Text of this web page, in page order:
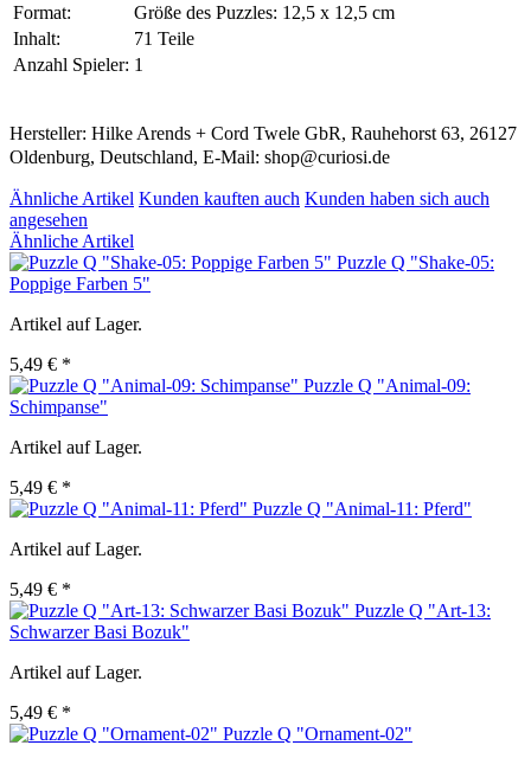
Format:
Größe des Puzzles: 12,5 x 12,5 cm
Inhalt:
71 Teile
Anzahl Spieler: 1
Hersteller: Hilke Arends + Cord Twele GbR, Rauhehorst 63, 26127
Oldenburg, Deutschland, E-Mail: shop@curiosi.de
Ähnliche Artikel Kunden kauften auch Kunden haben sich auch
angesehen
Ähnliche Artikel
Puzzle Q "Shake-05:
Poppige Farben 5"
Artikel auf Lager.
5,49 € *
Puzzle Q "Animal-09:
Schimpanse"
Artikel auf Lager.
5,49 € *
Puzzle Q "Animal-11: Pferd"
Artikel auf Lager.
5,49 € *
Puzzle Q "Art-13:
Schwarzer Basi Bozuk"
Artikel auf Lager.
5,49 € *
Puzzle Q "Ornament-02"